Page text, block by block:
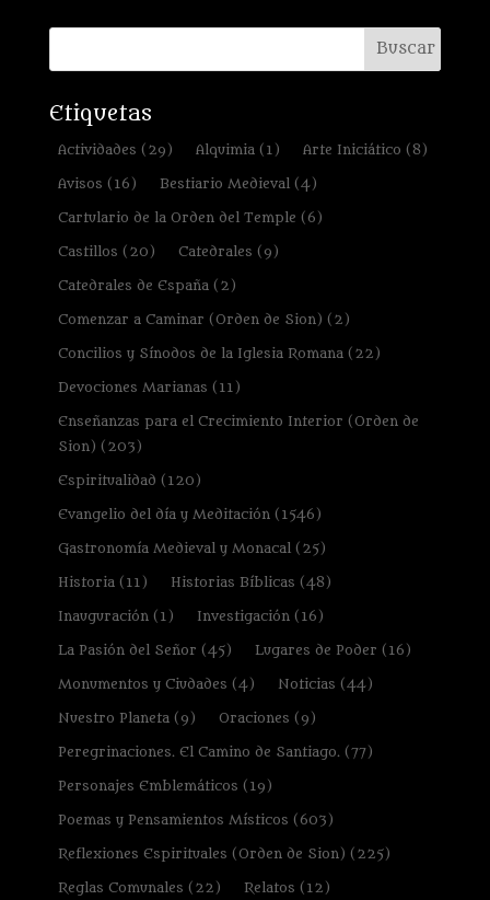
Etiquetas
Actividades (29) Alquimia (1) Arte Iniciático (8)
Avisos (16) Bestiario Medieval (4)
Cartulario de la Orden del Temple (6)
Castillos (20) Catedrales (9)
Catedrales de España (2)
Comenzar a Caminar (Orden de Sion) (2)
Concilios y Sínodos de la Iglesia Romana (22)
Devociones Marianas (11)
Enseñanzas para el Crecimiento Interior (Orden de
Sion) (203)
Espiritualidad (120)
Evangelio del día y Meditación (1546)
Gastronomía Medieval y Monacal (25)
Historia (11) Historias Bíblicas (48)
Inauguración (1) Investigación (16)
La Pasión del Señor (45) Lugares de Poder (16)
Monumentos y Ciudades (4) Noticias (44)
Nuestro Planeta (9) Oraciones (9)
Peregrinaciones. El Camino de Santiago. (77)
Personajes Emblemáticos (19)
Poemas y Pensamientos Místicos (603)
Reflexiones Espirituales (Orden de Sion) (225)
Reglas Comunales (22) Relatos (12)